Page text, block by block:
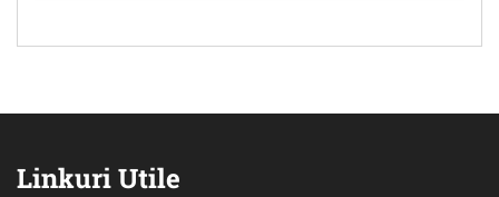
Linkuri Utile